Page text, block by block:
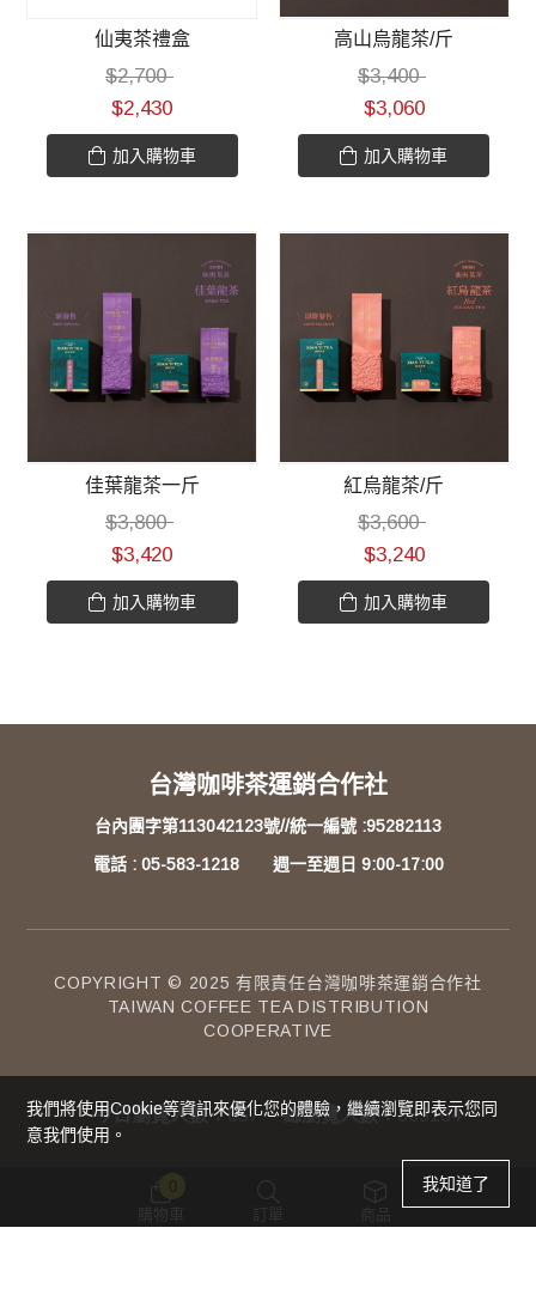
仙夷茶禮盒
$2,700
$2,430
加入購物車
高山烏龍茶/斤
$3,400
$3,060
加入購物車
佳葉龍茶一斤
$3,800
$3,420
加入購物車
紅烏龍茶/斤
$3,600
$3,240
加入購物車
台灣咖啡茶運銷合作社
台內團字第113042123號//統一編號 :95282113
電話 : 05-583-1218 週一至週日 9:00-17:00
COPYRIGHT © 2025 有限責任台灣咖啡茶運銷合作社
TAIWAN COFFEE TEA DISTRIBUTION
COOPERATIVE
今日瀏覽人數：657 總瀏覽人數：339184
0
我們將使用cookie等資訊來優化您的體驗，繼續瀏覽即表示您同
意我們使用。